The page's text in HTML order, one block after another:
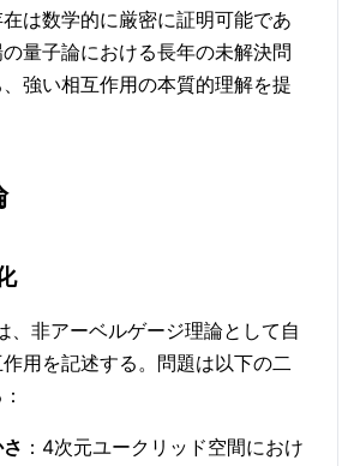
は数学的に厳密に証明可能であ
量子論における長年の未解決問
強い相互作用の本質的理解を提
、非アーベルゲージ理論として自
用を記述する。問題は以下の二
：4次元ユークリッド空間におけ